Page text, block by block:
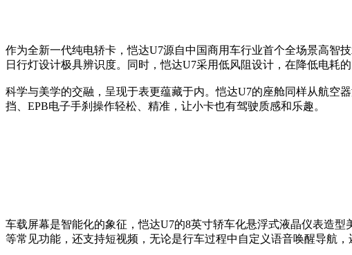
作为全新一代纯电轿卡，恺达U7源自中国商用车行业首个全场景高
日行灯设计极具辨识度。同时，恺达U7采用低风阻设计，在降低电耗
科学与美学的交融，呈现于表更蕴藏于内。恺达U7的座舱同样从航空
挡、EPB电子手刹操作轻松、精准，让小卡也有驾驶质感和乐趣。
车载屏幕是智能化的象征，恺达U7的8英寸轿车化悬浮式液晶仪表造
等常见功能，还支持短视频，无论是行车过程中自定义语音唤醒导航